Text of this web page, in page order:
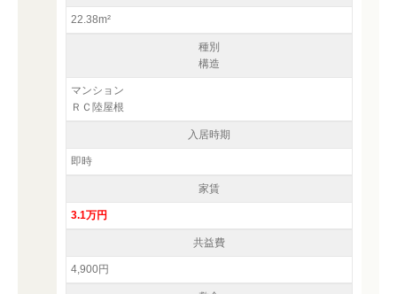
22.38m²
種別
構造
マンション
ＲＣ陸屋根
入居時期
即時
家賃
3.1万円
共益費
4,900円